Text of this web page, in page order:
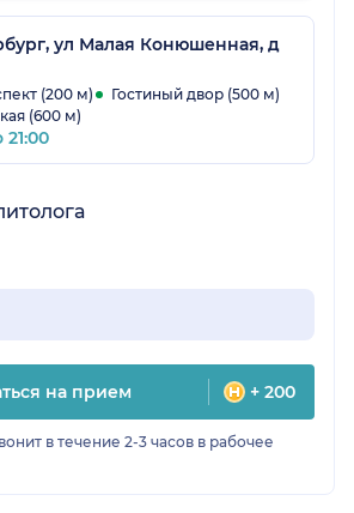
вместе со всеми.
ул Малая Конюшенная, д
(200 м)
Гостиный двор (500 м)
(600 м)
на прием + 200
в течение 2-3 часов в рабочее